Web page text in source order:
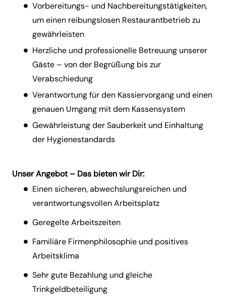
Vorbereitungs- und Nachbereitungstätigkeiten,
um einen reibungslosen Restaurantbetrieb zu
gewährleisten
Herzliche und professionelle Betreuung unserer
Gäste – von der Begrüßung bis zur
Verabschiedung
Verantwortung für den Kassiervorgang und einen
genauen Umgang mit dem Kassensystem
Gewährleistung der Sauberkeit und Einhaltung
der Hygienestandards
Unser Angebot – Das bieten wir Dir:
Einen sicheren, abwechslungsreichen und
verantwortungsvollen Arbeitsplatz
Geregelte Arbeitszeiten
Familiäre Firmenphilosophie und positives
Arbeitsklima
Sehr gute Bezahlung und gleiche
Trinkgeldbeteiligung